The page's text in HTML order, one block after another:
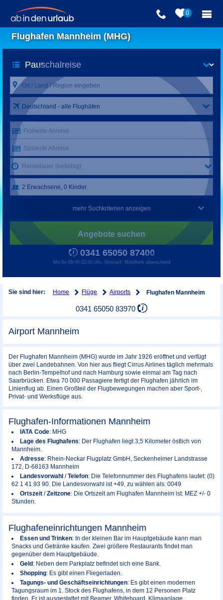
0
Flughafen Mannheim (MHG)
Deutschland - alle Flughäfen
Früheste Anreise
Späteste Abreise
Reisedauer (beliebig)
mehr Suchkriterien anzeigen
Angebote suchen
0341 65050 87400
Mo-So 09:00-22:00 Uhr, Ortstarif, Mobilfunk abweichend
Sie sind hier: Home Flüge Airports Flughafen Mannheim
0341 65050 83970
Airport Mannheim
Der Flughafen Mannheim (MHG) wurde im Jahr 1926 eröffnet und verfügt
über zwei Landebahnen. Von hier aus fliegt Cirrus Airlines täglich mehrmals
nach Berlin-Tempelhof und nach Hamburg sowie einmal am Tag nach
Saarbrücken. Etwa 70 000 Passagiere fertigt der Flughafen jährlich im
Linienflug ab. Einen Großteil der Flugbewegungen machen aber Sport-,
Privat- und Werksflüge aus.
Flughafen-Informationen Mannheim
IATA Code: MHG
Lage des Flughafens: Der Flughafen liegt 3,5 Kilometer östlich von
Mannheim.
Adresse: Rhein-Neckar Flugplatz GmbH, Seckenheimer Landstrasse
172, D-68163 Mannheim
Landesvorwahl /Telefon: Die Telefonnummer des Flughafens lautet: (0)
62 1 41 93 90. Die Landesvorwahl ist +49, zu wählen als: 0049
Ortszeit /Zeitzone: Die Ortszeit am Flughafen Mannheim ist: MEZ +/- 0
Stunden.
Flughafeneinrichtungen Mannheim
Essen und Trinken: In der kleinen Bar im Hauptgebäude kann man
Snacks und Getränke kaufen. Zwei größere Restaurants findet man
gegenüber dem Hauptgebäude.
Geld : Neben dem Parkplatz befindet sich eine Bank.
Shopping: Es gibt einen Fliegerladen.
Tagungs- und Geschäftseinrichtungen: Es gibt einen modernen
Tagungsraum im 1. Stock des Flughafens, in dem 12 Personen Platz